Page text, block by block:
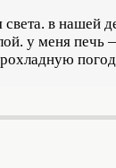
в нашей
у меня печь